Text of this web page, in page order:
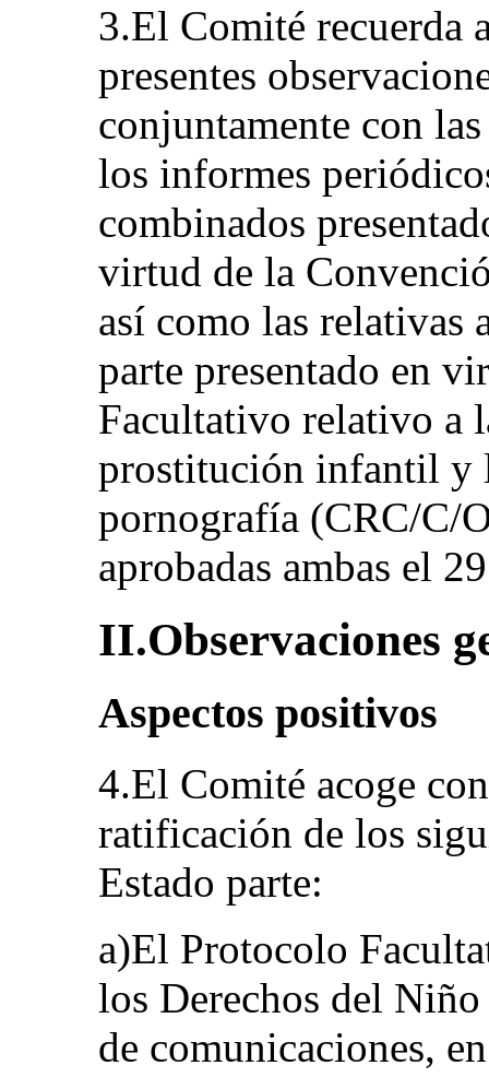
3.El Comité recuerda
presentes
conjuntamente con
los informes
combinados
virtud de la
así como las
parte presentado en
Facultativo relativo a
prostitución infantil y
pornografía (CRC/C/
aprobadas ambas el
II.Observaciones
Aspectos positivos
4.El Comité acoge
ratificación de los
Estado parte:
a)El Protocolo
los Derechos del
de comunicaciones,